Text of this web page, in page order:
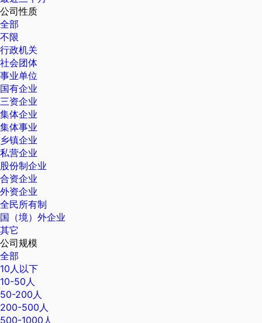
公司性质
全部
不限
行政机关
社会团体
事业单位
国有企业
三资企业
集体企业
集体事业
乡镇企业
私营企业
股份制企业
合资企业
外资企业
全民所有制
国（境）外企业
其它
公司规模
全部
10人以下
10-50人
50-200人
200-500人
500-1000人